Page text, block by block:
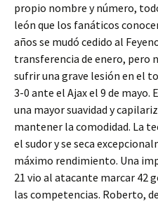
propio nombre y número,
león que los fanáticos
años se mudó cedido al
transferencia de enero, pero
sufrir una grave lesión en el
3-0 ante el Ajax el 9 de
una mayor suavidad y
mantener la comodidad. La
el sudor y se seca
máximo rendimiento. Una
21 vio al atacante marcar 42
las competencias. Roberto,